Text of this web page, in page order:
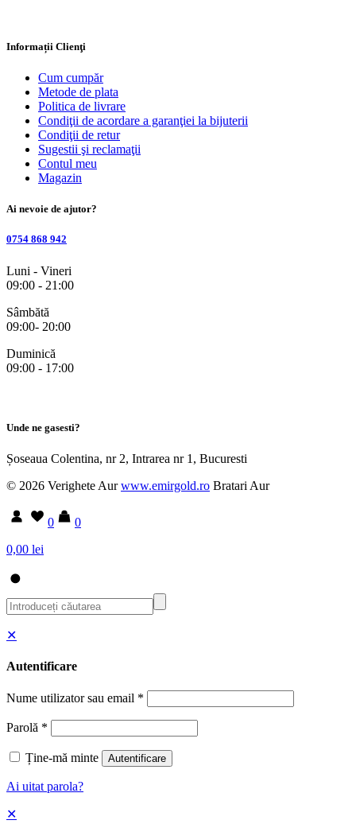
Informații Clienţi
Cum cumpăr
Metode de plata
Politica de livrare
Condiţii de acordare a garanţiei la bijuterii
Condiţii de retur
Sugestii şi reclamaţii
Contul meu
Magazin
Ai nevoie de ajutor?
0754 868 942
Luni - Vineri
09:00 - 21:00
Sâmbătă
09:00- 20:00
Duminică
09:00 - 17:00
Unde ne gasesti?
Șoseaua Colentina, nr 2, Intrarea nr 1, Bucuresti
© 2026 Verighete Aurwww.emirgold.ro Bratari Aur
0
0
0,00 lei
✕
Autentificare
Nume utilizator sau email *
Parolă *
Ține-mă minte Autentificare
Ai uitat parola?
✕